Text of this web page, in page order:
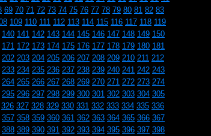
69 70 71 72 73 74 75 76 77 78 79 80 81 82 83
109 110 111 112 113 114 115 116 117 118 119
140 141 142 143 144 145 146 147 148 149 150
171 172 173 174 175 176 177 178 179 180 181
202 203 204 205 206 207 208 209 210 211 212
233 234 235 236 237 238 239 240 241 242 243
264 265 266 267 268 269 270 271 272 273 274
295 296 297 298 299 300 301 302 303 304 305
326 327 328 329 330 331 332 333 334 335 336
357 358 359 360 361 362 363 364 365 366 367
388 389 390 391 392 393 394 395 396 397 398